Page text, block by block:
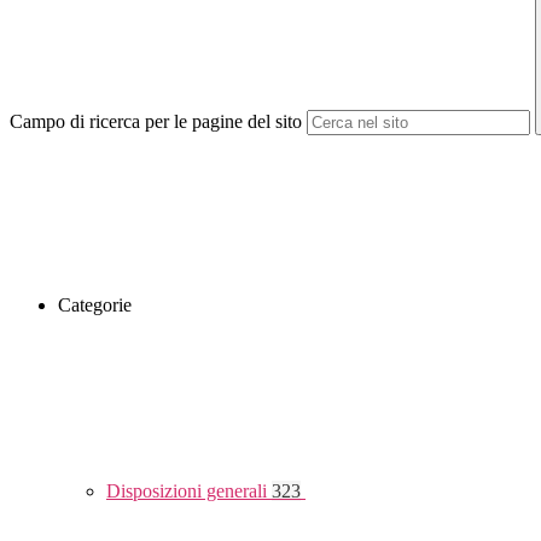
Campo di ricerca per le pagine del sito
Categorie
Disposizioni generali 323